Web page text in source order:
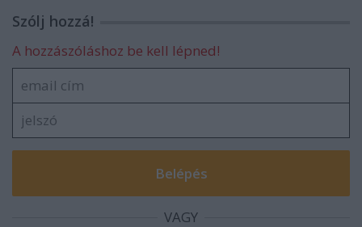
Szólj hozzá!
A hozzászóláshoz be kell lépned!
VAGY